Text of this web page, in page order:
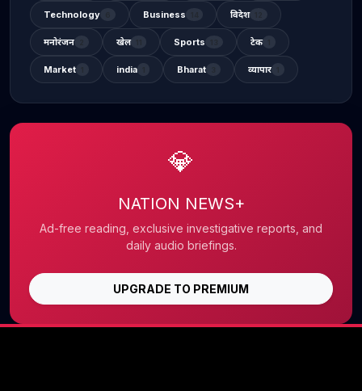
Technology Business विदेश
मनोरंजन खेल Sports टेक
Market india Bharat व्यापार
💎
NATION NEWS+
Ad-free reading, exclusive investigative reports, and
daily audio briefings.
UPGRADE TO PREMIUM